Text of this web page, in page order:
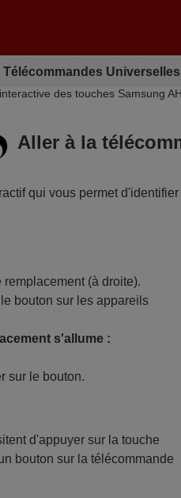
Télécommandes Universelles
des touches Samsung
Aller à la
qui vous permet d'identifier
(à droite).
bouton sur les appareils
s'allume :
sur le bouton.
d'appuyer sur la touche
bouton sur la télécommande